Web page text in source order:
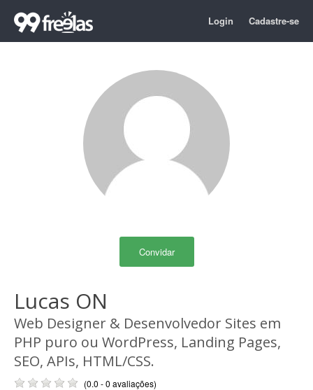
Login Cadastre-se
Convidar
Lucas ON
Web Designer & Desenvolvedor Sites em
PHP puro ou WordPress, Landing Pages,
SEO, APIs, HTML/CSS.
(0.0 - 0 avaliações)